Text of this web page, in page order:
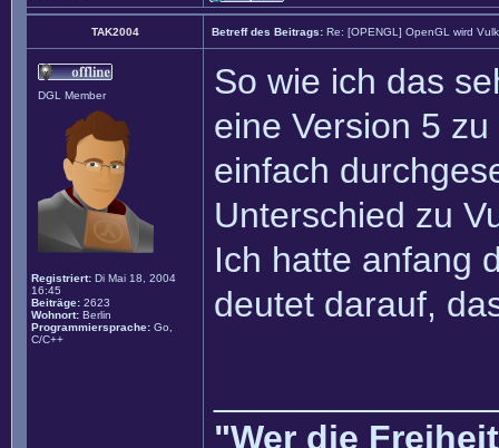
TAK2004 Betreff des Beitrags: Re: [OPENGL] OpenGL wird
DGL Member
Registriert: Di Mai 18, 2004
16:45
Beiträge: 2623
Wohnort: Berlin
Programmiersprache: Go,
C/C++
So wie ich das
eine Version 5
einfach
Unterschied zu
Ich hatte anfang
deutet darauf,
"Wer die